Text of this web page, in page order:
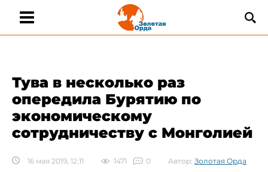
Тува в несколько раз
опередила Бурятию по
экономическому
сотрудничеству с Монголией
16 мая 2019, 12:11 1471 0 Автор: Золотая Орда